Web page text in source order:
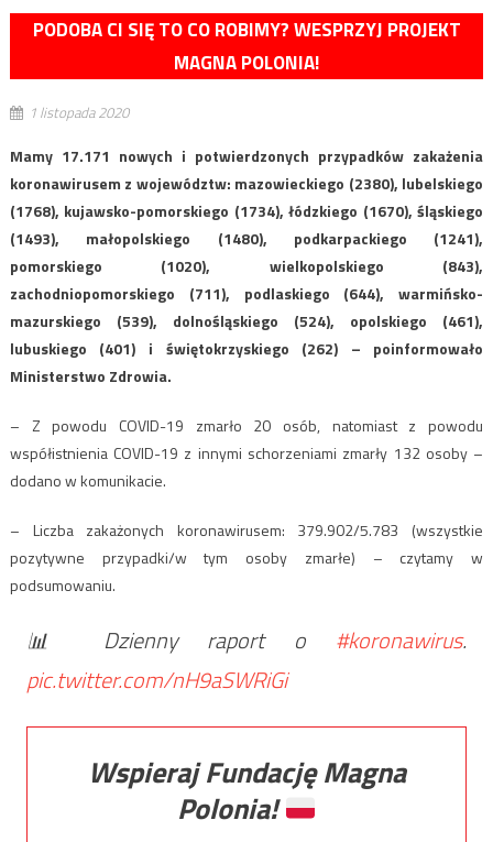
PODOBA CI SIĘ TO CO ROBIMY? WESPRZYJ PROJEKT
MAGNA POLONIA!
1 listopada 2020
Mamy 17.171 nowych i potwierdzonych przypadków zakażenia
koronawirusem z województw: mazowieckiego (2380), lubelskiego
(1768), kujawsko-pomorskiego (1734), łódzkiego (1670), śląskiego
(1493), małopolskiego (1480), podkarpackiego (1241),
pomorskiego (1020), wielkopolskiego (843),
zachodniopomorskiego (711), podlaskiego (644), warmińsko-
mazurskiego (539), dolnośląskiego (524), opolskiego (461),
lubuskiego (401) i świętokrzyskiego (262) – poinformowało
Ministerstwo Zdrowia.
– Z powodu COVID-19 zmarło 20 osób, natomiast z powodu
współistnienia COVID-19 z innymi schorzeniami zmarły 132 osoby –
dodano w komunikacie.
– Liczba zakażonych koronawirusem: 379.902/5.783 (wszystkie
pozytywne przypadki/w tym osoby zmarłe) – czytamy w
podsumowaniu.
📊 Dzienny raport o #koronawirus.
pic.twitter.com/nH9aSWRiGi
Wspieraj Fundację Magna
Polonia!